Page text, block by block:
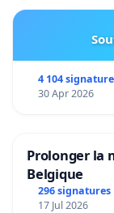
4 104
30 Apr 2026
Prolonger la
Belgique
296 signatures
17 Jul 2026